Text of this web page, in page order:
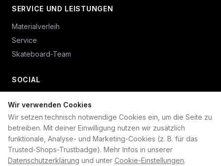
Wir verwenden Cookies
Wir setzen technisch notwendige Cookies ein, um die Seite zu
betreiben. Mit deiner Einwilligung nutzen wir zusätzlich
funktionale, Analyse- und Marketing-Cookies (z. B. für das
Trusted-Shops-Trustbadge). Mehr Infos in unserer
Datenschutzerklärung und unter Cookie-Einstellungen.
SERVICE UND LEISTUNGEN
Materialverleih
Service
Skateboard-Team
SOCIAL
+49 234 687 00 38
shop@plan-b-funsport.de
Sichere Zahlung mit: